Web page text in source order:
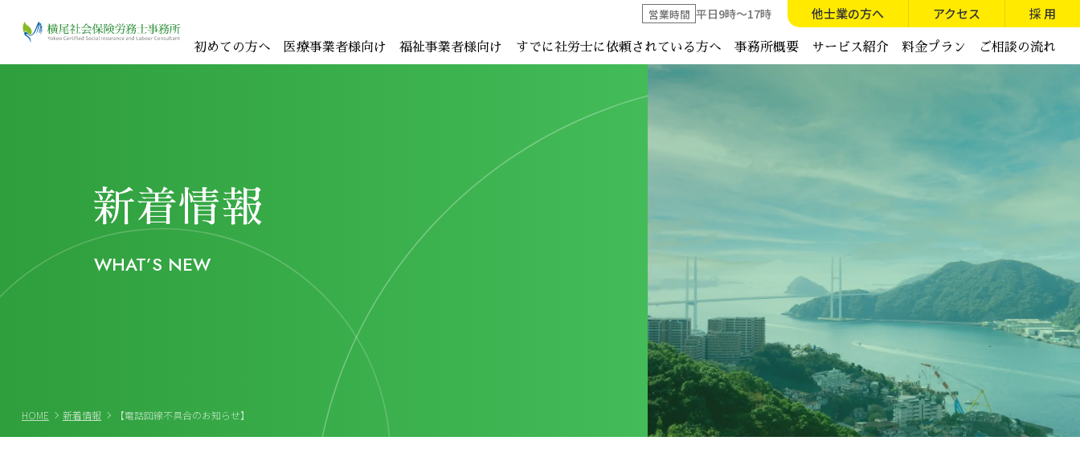
長崎・島原の労務相談な
営業時間 平日9時～17時 他士業の方へ アクセス 採 用
初めての方へ
外国人を雇用したい方へ
就業規則を見直したい
従業員とのトラブル(労使紛争)に困っている方へ
法令遵守できているか知りたい
本業に集中するために手続き業務を外注したい方へ
優秀な従業員を採用・育成・定着できる環境にしたい
医療事業者様向け 福祉事業者様向け すでに社労士に依頼されている方へ 事務所概要
当事務所が選ばれる理由
他士業の方へ
サービス紹介
外国人労働者対応
料金プラン ご相談の流れ
新着情報
WHAT’S NEW
HOME 新着情報 【電話回線不具合のお知らせ】